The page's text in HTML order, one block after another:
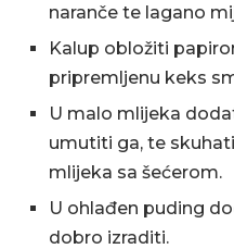
naranče te lagano
Kalup obložiti
pripremljenu keks
U malo mlijeka
umutiti ga, te
mlijeka sa šećerom.
U ohlađen puding
dobro izraditi.